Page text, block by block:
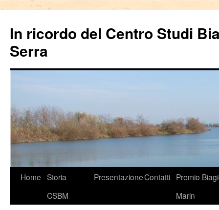
In ricordo del Centro Studi
Serra
VaiHome Storia
CSBM
PresentazioneContatti Premio
Marin